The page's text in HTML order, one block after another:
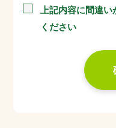
上記内容に間違
ください